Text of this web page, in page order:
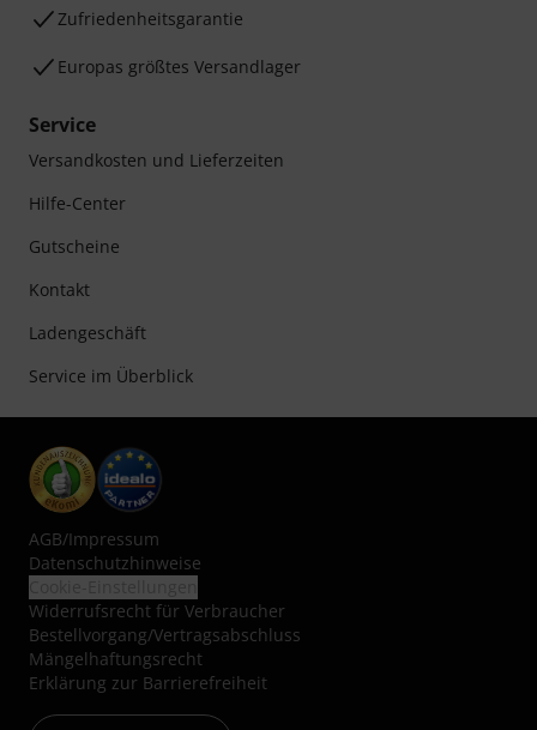
Zufriedenheitsgarantie
Europas größtes Versandlager
Service
Versandkosten und Lieferzeiten
Hilfe-Center
Gutscheine
Kontakt
Ladengeschäft
Service im Überblick
AGB/Impressum
Datenschutzhinweise
Widerrufsrecht für Verbraucher
Bestellvorgang/Vertragsabschluss
Mängelhaftungsrecht
Erklärung zur Barrierefreiheit